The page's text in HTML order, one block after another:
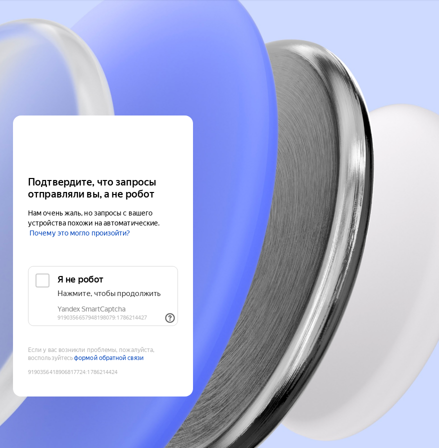
Подтвердите, что запросы
отправляли вы, а не робот
Нам очень жаль, но запросы с вашего
устройства похожи на автоматические.
Почему это могло произойти?
Если у вас возникли проблемы, пожалуйста,
воспользуйтесьформой обратной связи
9190356418906817724:1786214424